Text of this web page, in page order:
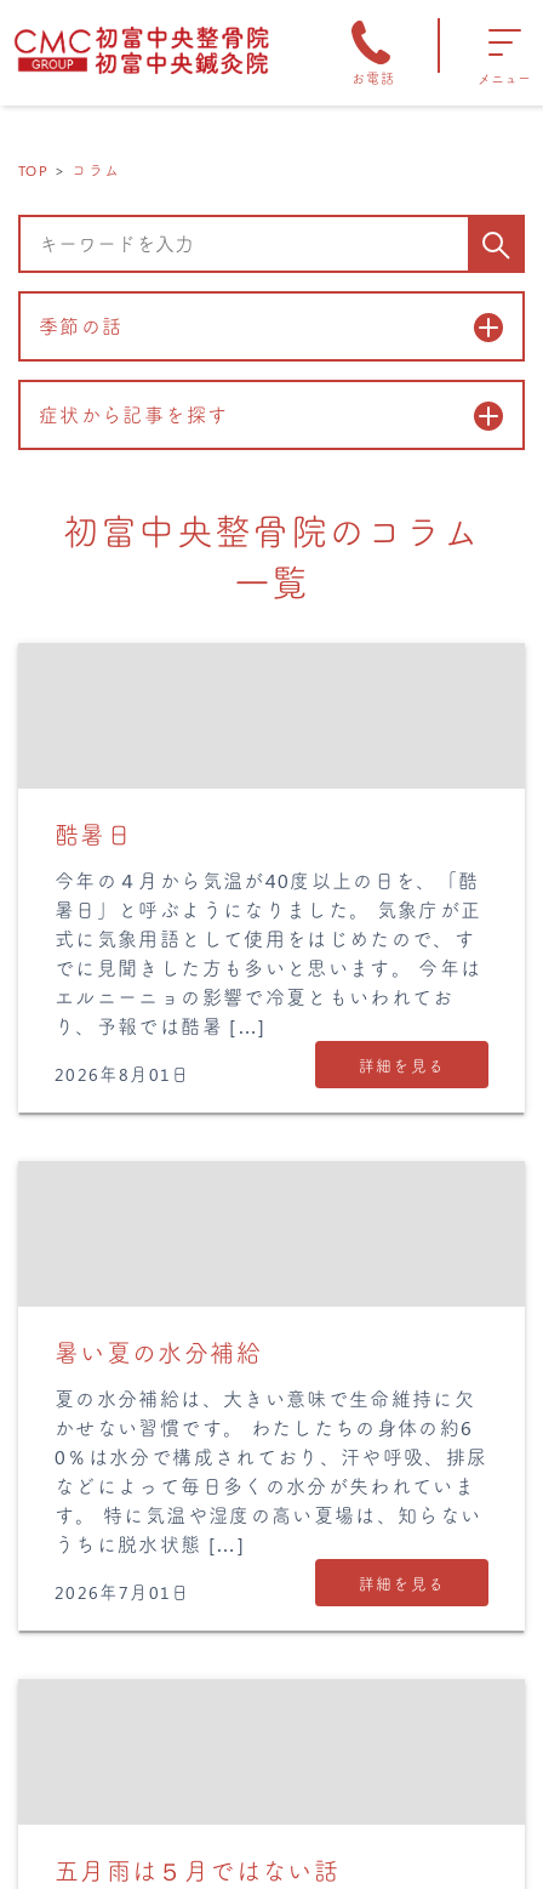
お電話 メニュー
TOP コラム
季節の話
症状から記事を探す
初富中央整骨院のコラム
一覧
酷暑日
今年の４月から気温が40度以上の日を、「酷
暑日」と呼ぶようになりました。 気象庁が正
式に気象用語として使用をはじめたので、す
でに見聞きした方も多いと思います。 今年は
エルニーニョの影響で冷夏ともいわれてお
り、予報では酷暑 […]
2026年8月01日 詳細を見る
暑い夏の水分補給
夏の水分補給は、大きい意味で生命維持に欠
かせない習慣です。 わたしたちの身体の約6
0％は水分で構成されており、汗や呼吸、排尿
などによって毎日多くの水分が失われていま
す。 特に気温や湿度の高い夏場は、知らない
うちに脱水状態 […]
2026年7月01日 詳細を見る
五月雨は５月ではない話